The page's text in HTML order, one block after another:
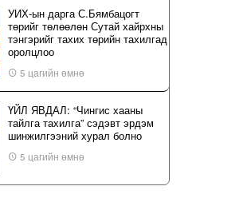
УИХ-ын дарга С.Бямбацогт
төрийг төлөөлөн Сутай хайрхны
тэнгэрийг тахих төрийн тахилгад
оролцлоо
5 цагийн өмнө
ҮЙЛ ЯВДАЛ: “Чингис хааны
тайлга тахилга” сэдэвт эрдэм
шинжилгээний хурал болно
5 цагийн өмнө